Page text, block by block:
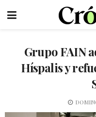
Grupo FAIN
Híspalis y